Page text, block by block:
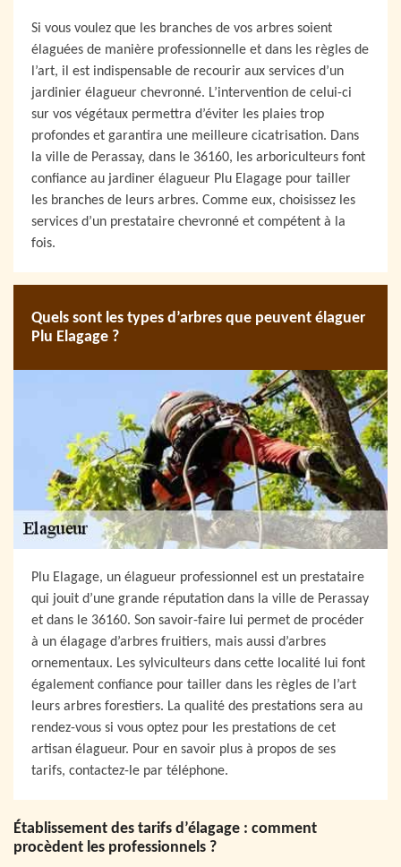
Si vous voulez que les branches de vos arbres soient
élaguées de manière professionnelle et dans les règles de
l’art, il est indispensable de recourir aux services d’un
jardinier élagueur chevronné. L’intervention de celui-ci
sur vos végétaux permettra d’éviter les plaies trop
profondes et garantira une meilleure cicatrisation. Dans
la ville de Perassay, dans le 36160, les arboriculteurs font
confiance au jardiner élagueur Plu Elagage pour tailler
les branches de leurs arbres. Comme eux, choisissez les
services d’un prestataire chevronné et compétent à la
fois.
Quels sont les types d’arbres que peuvent élaguer
Plu Elagage ?
Plu Elagage, un élagueur professionnel est un prestataire
qui jouit d’une grande réputation dans la ville de Perassay
et dans le 36160. Son savoir-faire lui permet de procéder
à un élagage d’arbres fruitiers, mais aussi d’arbres
ornementaux. Les sylviculteurs dans cette localité lui font
également confiance pour tailler dans les règles de l’art
leurs arbres forestiers. La qualité des prestations sera au
rendez-vous si vous optez pour les prestations de cet
artisan élagueur. Pour en savoir plus à propos de ses
tarifs, contactez-le par téléphone.
Établissement des tarifs d’élagage : comment
procèdent les professionnels ?